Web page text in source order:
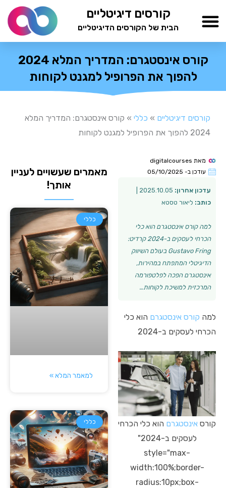
לתוכן
קורסים דיגיטליים
הבית של הקורסים הדיגיטליים
קורס אינסטגרם: המדריך המלא 2024
להפוך את הפרופיל למגנט לקוחות
קורסים דיגיטליים » כללי » קורס אינסטגרם: המדריך המלא
2024 להפוך את הפרופיל למגנט לקוחות
מאת
עודכן ב- 05/10/2025
עדכון אחרון:
כותב: ליאור טסטא
למה קורס אינסטגרם הוא כלי
הכרחי לעסקים ב-2024 קרדיט:
Gustavo Fring בעולם השיווק
הדיגיטלי המתפתח במהירות,
אינסטגרם הפכה לפלטפורמה
המרכזית למשיכת לקוחות…
למה קורס אינסטגרם הוא כלי
הכרחי לעסקים ב-2024
קורס אינסטגרם הוא כלי הכרחי
לעסקים ב-2024"
style="max-
width:100%;border-
radius:10px;box-
מאמרים שעשויים לעניין
אותך!
כללי
למאמר המלא »
כללי